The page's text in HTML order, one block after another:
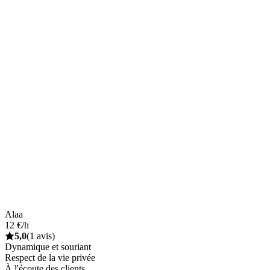
Alaa
12 €/h
5,0(1 avis)
Dynamique et souriant
Respect de la vie privée